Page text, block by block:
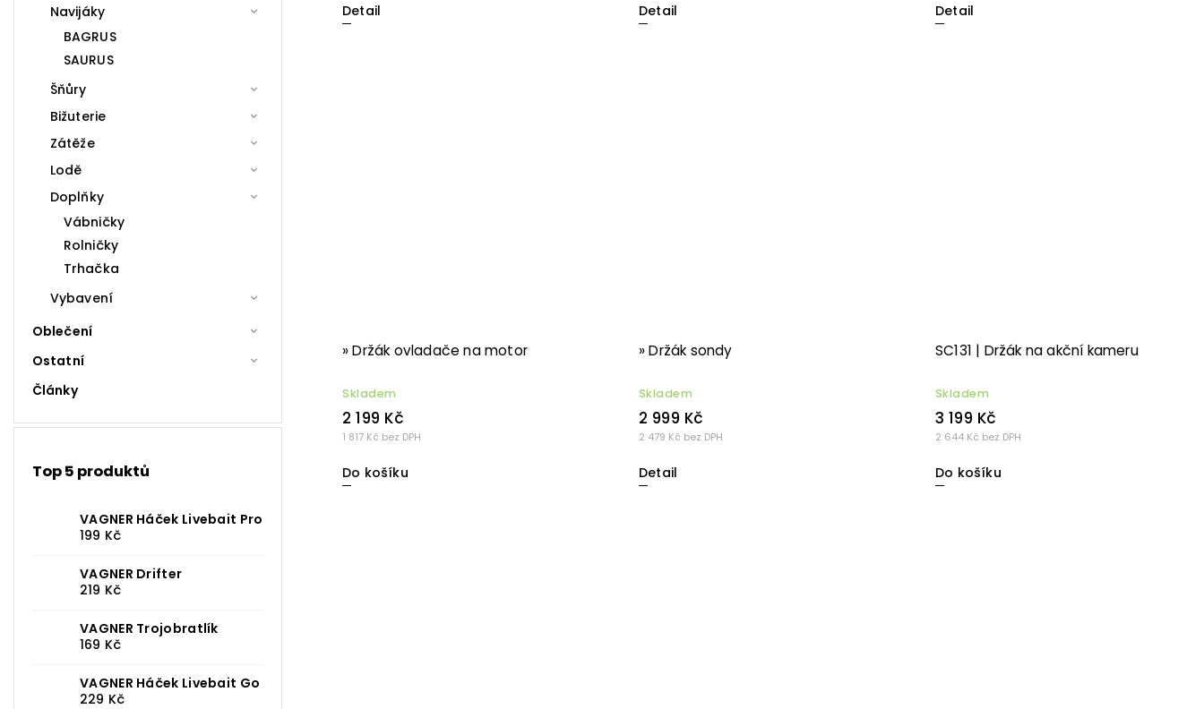
Navijáky
BAGRUS
SAURUS
Šňůry
Bižuterie
Zátěže
Lodě
Doplňky
Vábničky
Rolničky
Trhačka
Vybavení
Oblečení
Ostatní
Články
Top 5 produktů
VAGNER Háček Livebait Pro
199 Kč
VAGNER Drifter
219 Kč
VAGNER Trojobratlík
169 Kč
VAGNER Háček Livebait Go
229 Kč
Detail Detail Detail
» Držák ovladače na motor
Skladem
1 817 Kč bez DPH
2 199 Kč
Do košíku
» Držák sondy
Skladem
2 479 Kč bez DPH
2 999 Kč
Detail
SC131 | Držák na akční kameru
Skladem
2 644 Kč bez DPH
3 199 Kč
Do košíku